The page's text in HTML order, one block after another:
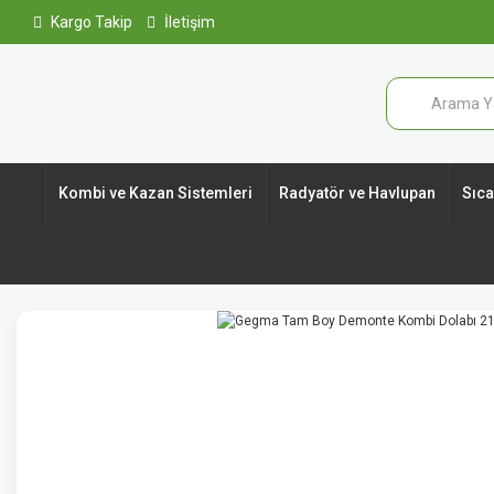
Kargo Takip İletişim
Kombi ve Kazan Sistemleri Radyatör ve Havlupan